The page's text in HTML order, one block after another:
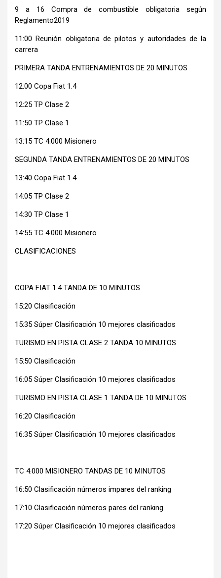
9 a 16 Compra de combustible obligatoria según
Reglamento2019
11:00 Reunión obligatoria de pilotos y autoridades de la
carrera
PRIMERA TANDA ENTRENAMIENTOS DE 20 MINUTOS
12:00 Copa Fiat 1.4
12:25 TP Clase 2
11:50 TP Clase 1
13:15 TC 4.000 Misionero
SEGUNDA TANDA ENTRENAMIENTOS DE 20 MINUTOS
13:40 Copa Fiat 1.4
14:05 TP Clase 2
14:30 TP Clase 1
14:55 TC 4.000 Misionero
CLASIFICACIONES
COPA FIAT 1.4 TANDA DE 10 MINUTOS
15:20 Clasificación
15:35 Súper Clasificación 10 mejores clasificados
TURISMO EN PISTA CLASE 2 TANDA 10 MINUTOS
15:50 Clasificación
16:05 Súper Clasificación 10 mejores clasificados
TURISMO EN PISTA CLASE 1 TANDA DE 10 MINUTOS
16:20 Clasificación
16:35 Súper Clasificación 10 mejores clasificados
TC 4.000 MISIONERO TANDAS DE 10 MINUTOS
16:50 Clasificación números impares del ranking
17:10 Clasificación números pares del ranking
17:20 Súper Clasificación 10 mejores clasificados